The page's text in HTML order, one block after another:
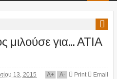
μιλούσε για… ΑΤΙΑ
13, 2015 A+ A- Print Email